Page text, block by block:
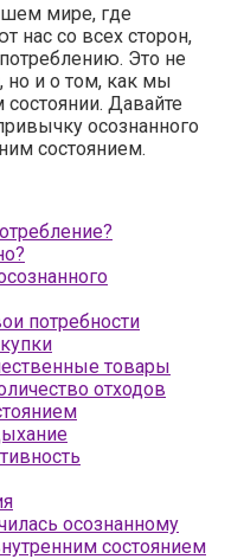
мире, где
нас со всех сторон,
Это не
но и о том, как мы
Давайте
осознанного
состоянием.
потребности
товары
отходов
осознанному
состоянием